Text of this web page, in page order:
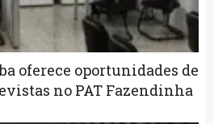
oferece oportunidades de
no PAT Fazendinha